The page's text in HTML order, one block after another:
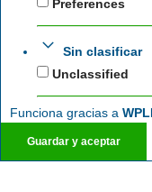
Preferences
Sin clasificar
Unclassified
Funciona gracias a
Guardar y aceptar